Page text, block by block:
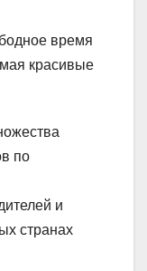
время
красивые
по
и
странах